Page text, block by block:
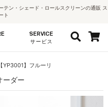
ン・シェード・ロールスクリーンの通販 ス
ト
SERVICE
サービス
YP3001】フルーリ
ーダー